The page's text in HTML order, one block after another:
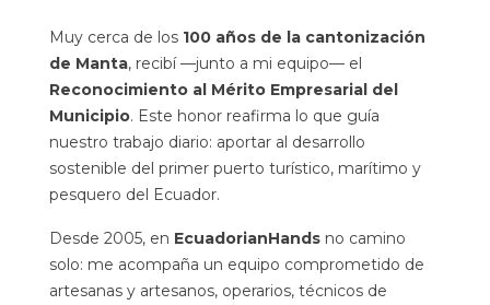
Muy cerca de los 100 años de la cantonización
de Manta, recibí —junto a mi equipo— el
Reconocimiento al Mérito Empresarial del
Municipio. Este honor reafirma lo que guía
nuestro trabajo diario: aportar al desarrollo
sostenible del primer puerto turístico, marítimo y
pesquero del Ecuador.
Desde 2005, en EcuadorianHands no camino
solo: me acompaña un equipo comprometido de
artesanas y artesanos, operarios, técnicos de